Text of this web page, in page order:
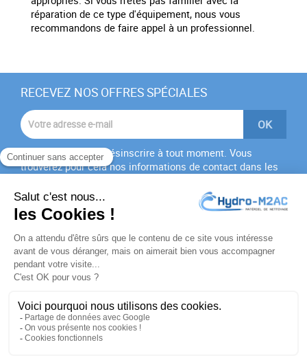
réparation de ce type d'équipement, nous vous
recommandons de faire appel à un professionnel.
RECEVEZ NOS OFFRES SPÉCIALES
Vous pouvez vous désinscrire à tout moment. Vous
trouverez pour cela nos informations de contact dans les
J'accepte lesconditions générales
politique de
confidentialité
PRODUITS
NOTRE SOCIÉTÉ
VOTRE COMPTE